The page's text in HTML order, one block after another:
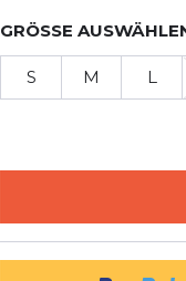
GRÖSSE AUSWÄHLEN
S M L